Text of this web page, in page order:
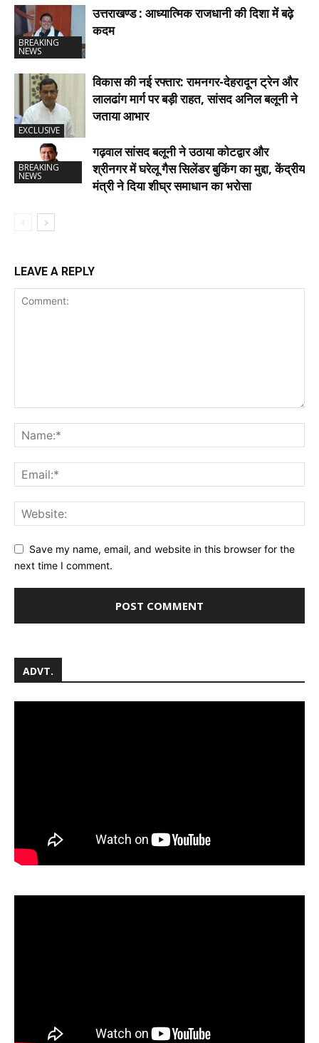
BREAKING
NEWS
उत्तराखण्ड : आध्यात्मिक राजधानी की दिशा में बढ़े
कदम
EXCLUSIVE
विकास की नई रफ्तार: रामनगर-देहरादून ट्रेन और
लालढांग मार्ग पर बड़ी राहत, सांसद अनिल बलूनी ने
जताया आभार
BREAKING
NEWS
गढ़वाल सांसद बलूनी ने उठाया कोटद्वार और
श्रीनगर में घरेलू गैस सिलेंडर बुकिंग का मुद्दा, केंद्रीय
मंत्री ने दिया शीघ्र समाधान का भरोसा
LEAVE A REPLY
Save my name, email, and website in this browser for the
next time I comment.
ADVT.